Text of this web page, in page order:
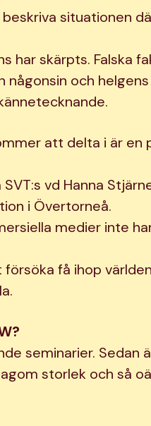
situationen
har skärpts. Falska
någonsin och
att delta i är en
vd Hanna
i Övertorneå.
medier inte
få ihop
seminarier. Sedan
storlek och så